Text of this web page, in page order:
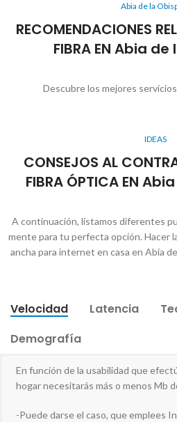
Abia de la
RECOMENDACIONES
FIBRA EN Abia
Descubre los mejores
IDEAS
CONSEJOS AL
FIBRA ÓPTICA EN
A continuación, listamos diferentes
mente para tu perfecta opción. Hacer
ancha para internet en casa en Abia
Velocidad Latencia
Demografía
En función de la usabilidad que
hogar necesitarás más o menos Mb
-Puede darse el caso, que emplees